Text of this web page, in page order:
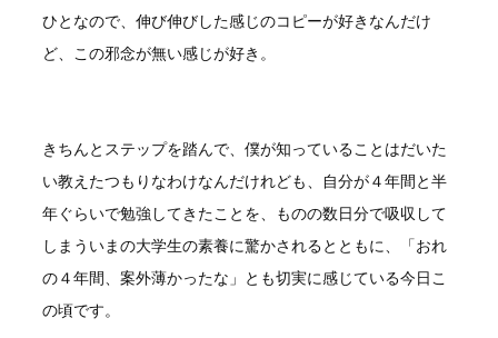
ひとなので、伸び伸びした感じのコピーが好きなんだけ
ど、この邪念が無い感じが好き。
きちんとステップを踏んで、僕が知っていることはだいた
い教えたつもりなわけなんだけれども、自分が４年間と半
年ぐらいで勉強してきたことを、ものの数日分で吸収して
しまういまの大学生の素養に驚かされるとともに、「おれ
の４年間、案外薄かったな」とも切実に感じている今日こ
の頃です。